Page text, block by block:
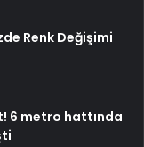
Renk Değişimi
6 metro hattında